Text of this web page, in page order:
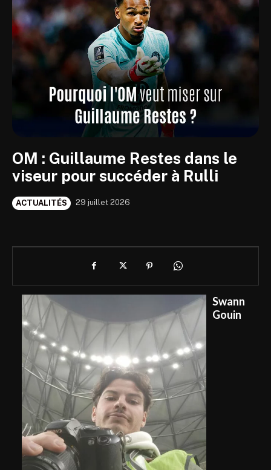
OM : Guillaume Restes dans le
viseur pour succéder à Rulli
ACTUALITÉS 29 juillet 2026
Swann
Gouin